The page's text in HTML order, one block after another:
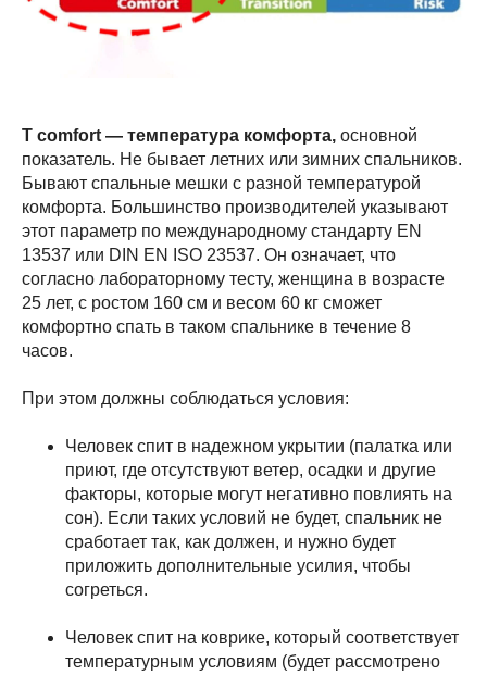
T comfort — температура комфорта, основной
показатель. Не бывает летних или зимних спальников.
Бывают спальные мешки с разной температурой
комфорта. Большинство производителей указывают
этот параметр по международному стандарту EN
13537 или DIN EN ISO 23537. Он означает, что
согласно лабораторному тесту, женщина в возрасте
25 лет, с ростом 160 см и весом 60 кг сможет
комфортно спать в таком спальнике в течение 8
часов.
При этом должны соблюдаться условия:
Человек спит в надежном укрытии (палатка или
приют, где отсутствуют ветер, осадки и другие
факторы, которые могут негативно повлиять на
сон). Если таких условий не будет, спальник не
сработает так, как должен, и нужно будет
приложить дополнительные усилия, чтобы
согреться.
Человек спит на коврике, который соответствует
температурным условиям (будет рассмотрено